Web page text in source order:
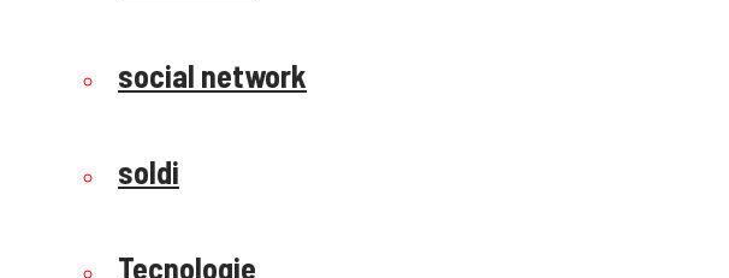
social network
soldi
Tecnologie